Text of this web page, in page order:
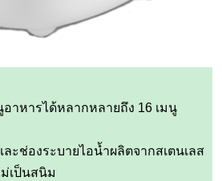
าหารได้หลากหลายถึง 16 เมนู
ะช่องระบายไอน้ำผลิตจากสเตนเลส
เป็นสนิม